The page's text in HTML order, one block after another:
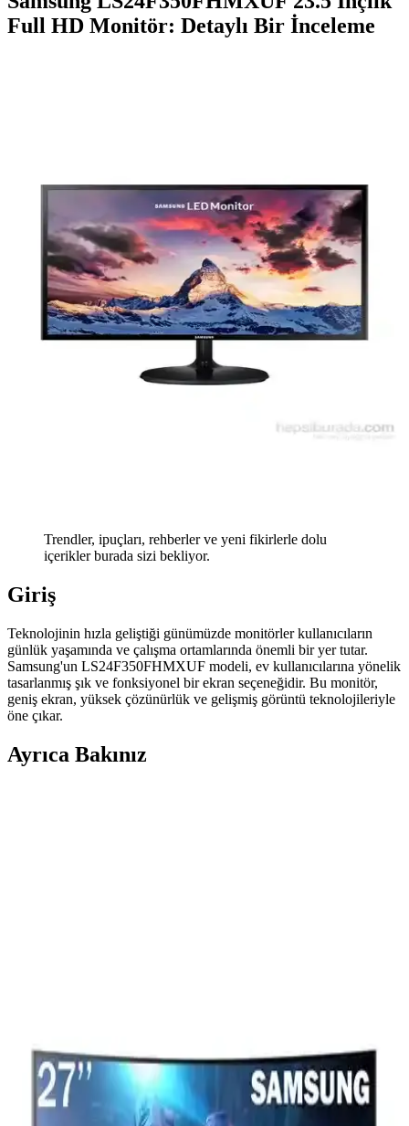
Full HD Monitör: Detaylı Bir İnceleme
Trendler, ipuçları, rehberler ve yeni fikirlerle dolu
içerikler burada sizi bekliyor.
Giriş
Teknolojinin hızla geliştiği günümüzde monitörler kullanıcıların
günlük yaşamında ve çalışma ortamlarında önemli bir yer tutar.
Samsung'un LS24F350FHMXUF modeli, ev kullanıcılarına yönelik
tasarlanmış şık ve fonksiyonel bir ekran seçeneğidir. Bu monitör,
geniş ekran, yüksek çözünürlük ve gelişmiş görüntü teknolojileriyle
öne çıkar.
Ayrıca Bakınız
Ultrax 15.6 İnç Taşınabilir Monitör: Yüksek
Performans ve Taşınabilirlik Özellikleri